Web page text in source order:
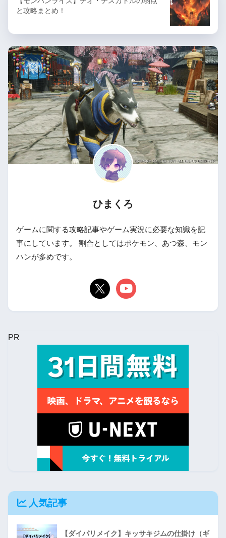
と攻略まとめ！
ひまくろ
ゲームに関する攻略記事やゲーム実況に必要な知識を記
事にしています。 割合としてはポケモン、あつ森、モン
ハンが多めです。
PR
人気記事
【ダイパリメイク】キッサキジムの仕掛け（ギ